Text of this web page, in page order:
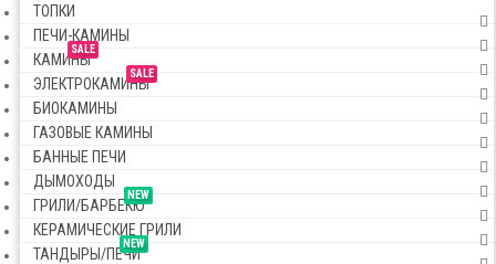
ТОПКИ
ПЕЧИ-КАМИНЫ
SALE
КАМИНЫ
SALE
ЭЛЕКТРОКАМИНЫ
БИОКАМИНЫ
ГАЗОВЫЕ КАМИНЫ
БАННЫЕ ПЕЧИ
ДЫМОХОДЫ
NEW
ГРИЛИ/БАРБЕКЮ
КЕРАМИЧЕСКИЕ ГРИЛИ
NEW
ТАНДЫРЫ/ПЕЧИ